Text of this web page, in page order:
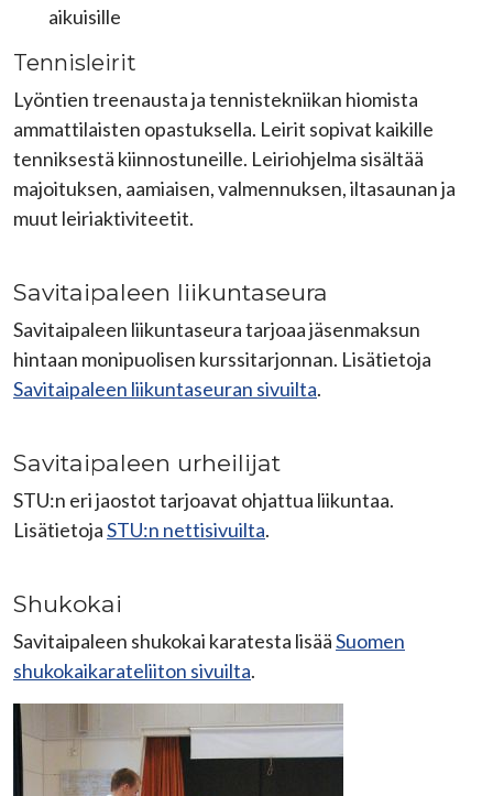
aikuisille
Tennisleirit
Lyöntien treenausta ja tennistekniikan hiomista
ammattilaisten opastuksella. Leirit sopivat kaikille
tenniksestä kiinnostuneille. Leiriohjelma sisältää
majoituksen, aamiaisen, valmennuksen, iltasaunan ja
muut leiriaktiviteetit.
Savitaipaleen liikuntaseura
Savitaipaleen liikuntaseura tarjoaa jäsenmaksun
hintaan monipuolisen kurssitarjonnan. Lisätietoja
Savitaipaleen liikuntaseuran sivuilta.
Savitaipaleen urheilijat
STU:n eri jaostot tarjoavat ohjattua liikuntaa.
LisätietojaSTU:n nettisivuilta.
Shukokai
Savitaipaleen shukokai karatesta lisääSuomen
shukokaikarateliiton sivuilta.